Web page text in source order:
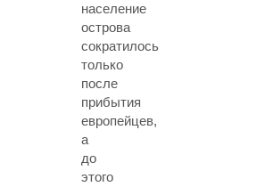
население
острова
сократилось
только
после
прибытия
европейцев,
а
до
этого